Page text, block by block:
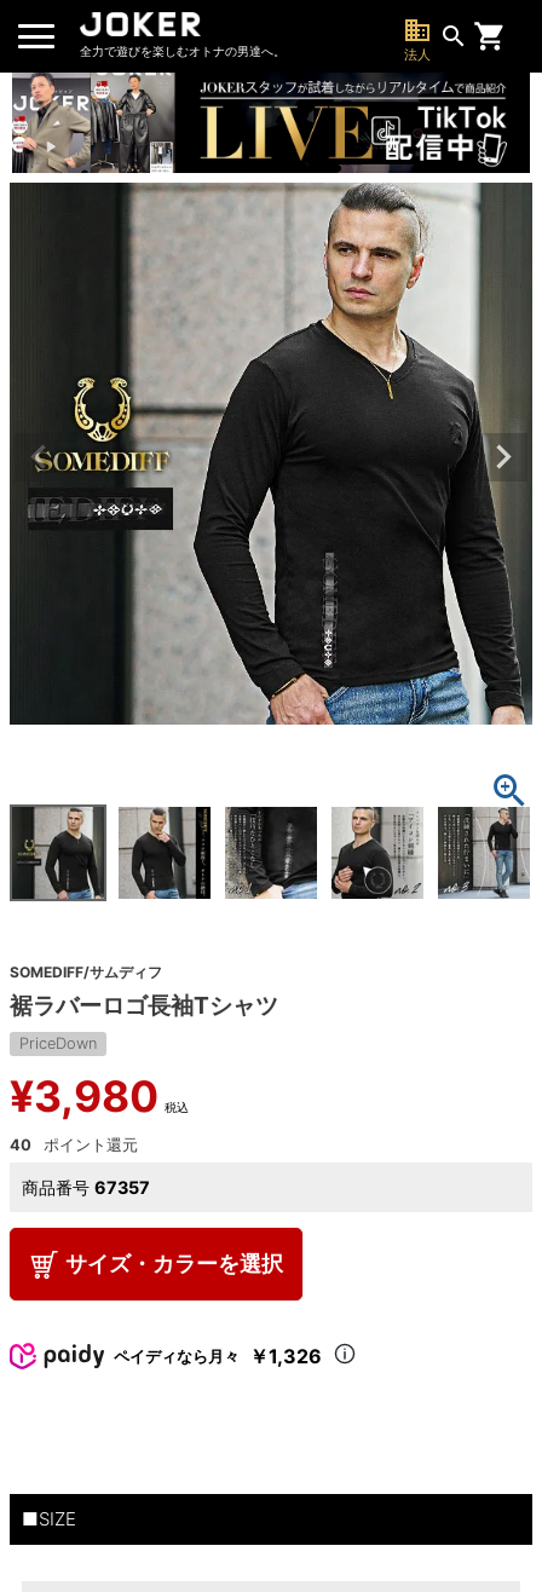
全力で遊びを楽しむオトナの男達へ。
business
法人
search
SOMEDIFF/サムディフ
裾ラバーロゴ長袖Tシャツ
PriceDown
¥3,980 税込
40
商品番号 67357
サイズ・カラーを選択
ペイディなら月々 ￥1,326
■SIZE